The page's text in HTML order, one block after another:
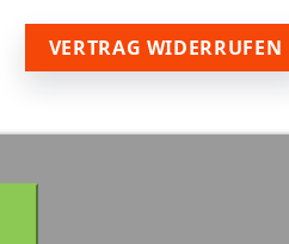
VERTRAG WIDERRUFEN